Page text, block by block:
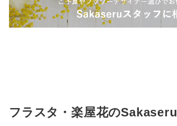
フラスタ・楽屋花のSakaseru